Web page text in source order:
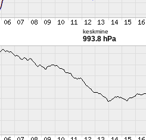
keskmine
993.8 hPa